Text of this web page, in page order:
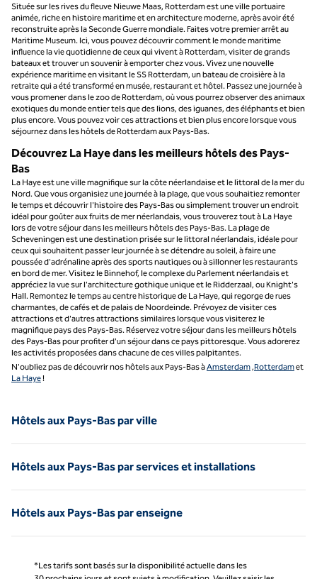
Située sur les rives du fleuve Nieuwe Maas, Rotterdam est une ville portuaire
animée, riche en histoire maritime et en architecture moderne, après avoir été
reconstruite après la Seconde Guerre mondiale. Faites votre premier arrêt au
Maritime Museum. Ici, vous pouvez découvrir comment le monde maritime
influence la vie quotidienne de ceux qui vivent à Rotterdam, visiter de grands
bateaux et trouver un souvenir à emporter chez vous. Vivez une nouvelle
expérience maritime en visitant le SS Rotterdam, un bateau de croisière à la
retraite qui a été transformé en musée, restaurant et hôtel. Passez une journée à
vous promener dans le zoo de Rotterdam, où vous pourrez observer des animaux
exotiques du monde entier tels que des lions, des iguanes, des éléphants et bien
plus encore. Vous pouvez voir ces attractions et bien plus encore lorsque vous
séjournez dans les hôtels de Rotterdam aux Pays-Bas.
Découvrez La Haye dans les meilleurs hôtels des Pays-
Bas
La Haye est une ville magnifique sur la côte néerlandaise et le littoral de la mer du
Nord. Que vous organisiez une journée à la plage, que vous souhaitiez remonter
le temps et découvrir l'histoire des Pays-Bas ou simplement trouver un endroit
idéal pour goûter aux fruits de mer néerlandais, vous trouverez tout à La Haye
lors de votre séjour dans les meilleurs hôtels des Pays-Bas. La plage de
Scheveningen est une destination prisée sur le littoral néerlandais, idéale pour
ceux qui souhaitent passer leur journée à se détendre au soleil, à faire une
poussée d'adrénaline après des sports nautiques ou à sillonner les restaurants
en bord de mer. Visitez le Binnehof, le complexe du Parlement néerlandais et
appréciez la vue sur l'architecture gothique unique et le Ridderzaal, ou Knight's
Hall. Remontez le temps au centre historique de La Haye, qui regorge de rues
charmantes, de cafés et de palais de Noordeinde. Prévoyez de visiter ces
attractions et d'autres attractions similaires lorsque vous visiterez le
magnifique pays des Pays-Bas. Réservez votre séjour dans les meilleurs hôtels
des Pays-Bas pour profiter d'un séjour dans ce pays pittoresque. Vous adorerez
les activités proposées dans chacune de ces villes palpitantes.
N'oubliez pas de découvrir nos hôtels aux Pays-Bas àAmsterdam ,Rotterdamet
La Haye !
Hôtels aux Pays-Bas par ville
Hôtels aux Pays-Bas par services et installations
Hôtels aux Pays-Bas par enseigne
*Les tarifs sont basés sur la disponibilité actuelle dans les